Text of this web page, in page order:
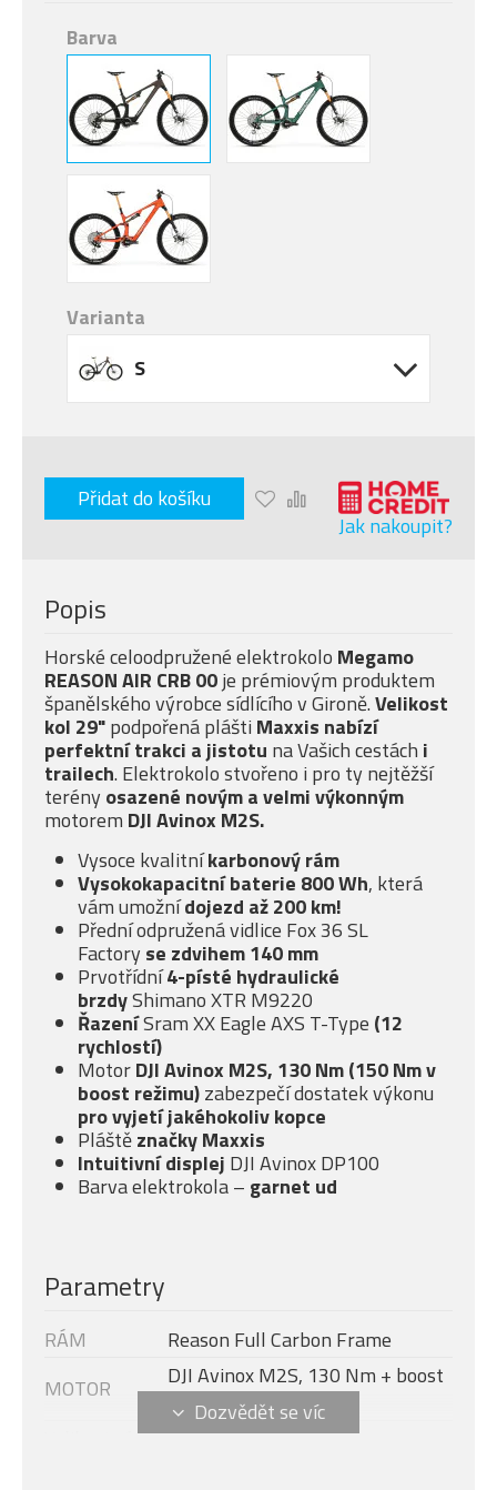
Barva
Varianta
S
Přidat do košíku
Jak nakoupit?
Popis
Horské celoodpružené elektrokolo Megamo
REASON AIR CRB 00je prémiovým produktem
španělského výrobce sídlícího v Gironě.Velikost
kol 29"podpořená plášti Maxxis nabízí
perfektní trakci a jistotu na Vašich cestách i
trailech. Elektrokolo stvořeno i pro ty nejtěžší
terény osazené novým a velmivýkonným
motorem DJI Avinox M2S.
Vysoce kvalitníkarbonový rám
Vysokokapacitní baterie 800 Wh, která
vám umožnídojezd až 200 km!
Přední odpružená vidlice Fox 36 SL
Factory se zdvihem 140 mm
Prvotřídní4-písté hydraulické
brzdyShimano XTR M9220
ŘazeníSram XX Eagle AXS T-Type (12
rychlostí)
MotorDJI Avinox M2S, 130 Nm (150 Nm v
boost režimu)zabezpečí dostatek výkonu
pro vyjetí jakéhokoliv kopce
Pláštěznačky Maxxis
Intuitivní displej DJI Avinox DP100
Barva elektrokola – garnet ud
Parametry
RÁM
Reason Full Carbon Frame
MOTOR
DJI Avinox M2S, 130 Nm + boost
- 150 Nm (1300 W)
Velikost rámu S